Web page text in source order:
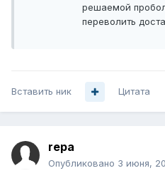
решаемой
переволить
Вставить ник Цитата
repa
Опубликовано 3 июня,